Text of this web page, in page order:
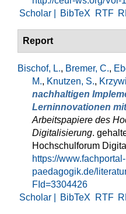
Scholar |
BibTeX RTF
Report
Bischof, L., Bremer, C.,
M., Knutzen, S.,
nachhaltigen
Lerninnovationen
Arbeitspapiere des
Digitalisierung.
Hochschulforum
https://www.fachportal-
paedagogik.de/
FId=3304426
Scholar |
BibTeX RTF